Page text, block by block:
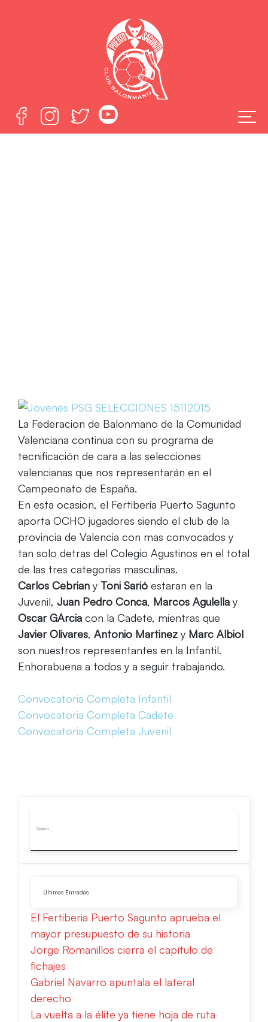
La Federacion de Balonmano de la Comunidad
Valenciana continua con su programa de
tecnificación de cara a las selecciones
valencianas que nos representarán en el
Campeonato de España.
En esta ocasion, el Fertiberia Puerto Sagunto
aporta OCHO jugadores siendo el club de la
provincia de Valencia con mas convocados y
tan solo detras del Colegio Agustinos en el total
de las tres categorias masculinas.
Carlos Cebrian y Toni Sarió estaran en la
Juvenil, Juan Pedro Conca, Marcos Agulella y
Oscar GArcia con la Cadete, mientras que
Javier Olivares, Antonio Martinez y Marc Albiol
son nuestros representantes en la Infantil.
Enhorabuena a todos y a seguir trabajando.
Convocatoria Completa Infantil
Convocatoria Completa Cadete
Convocatoria Completa Juvenil
Últimas Entradas
El Fertiberia Puerto Sagunto aprueba el
mayor presupuesto de su historia
Jorge Romanillos cierra el capítulo de
fichajes
Gabriel Navarro apuntala el lateral
derecho
La vuelta a la élite ya tiene hoja de ruta